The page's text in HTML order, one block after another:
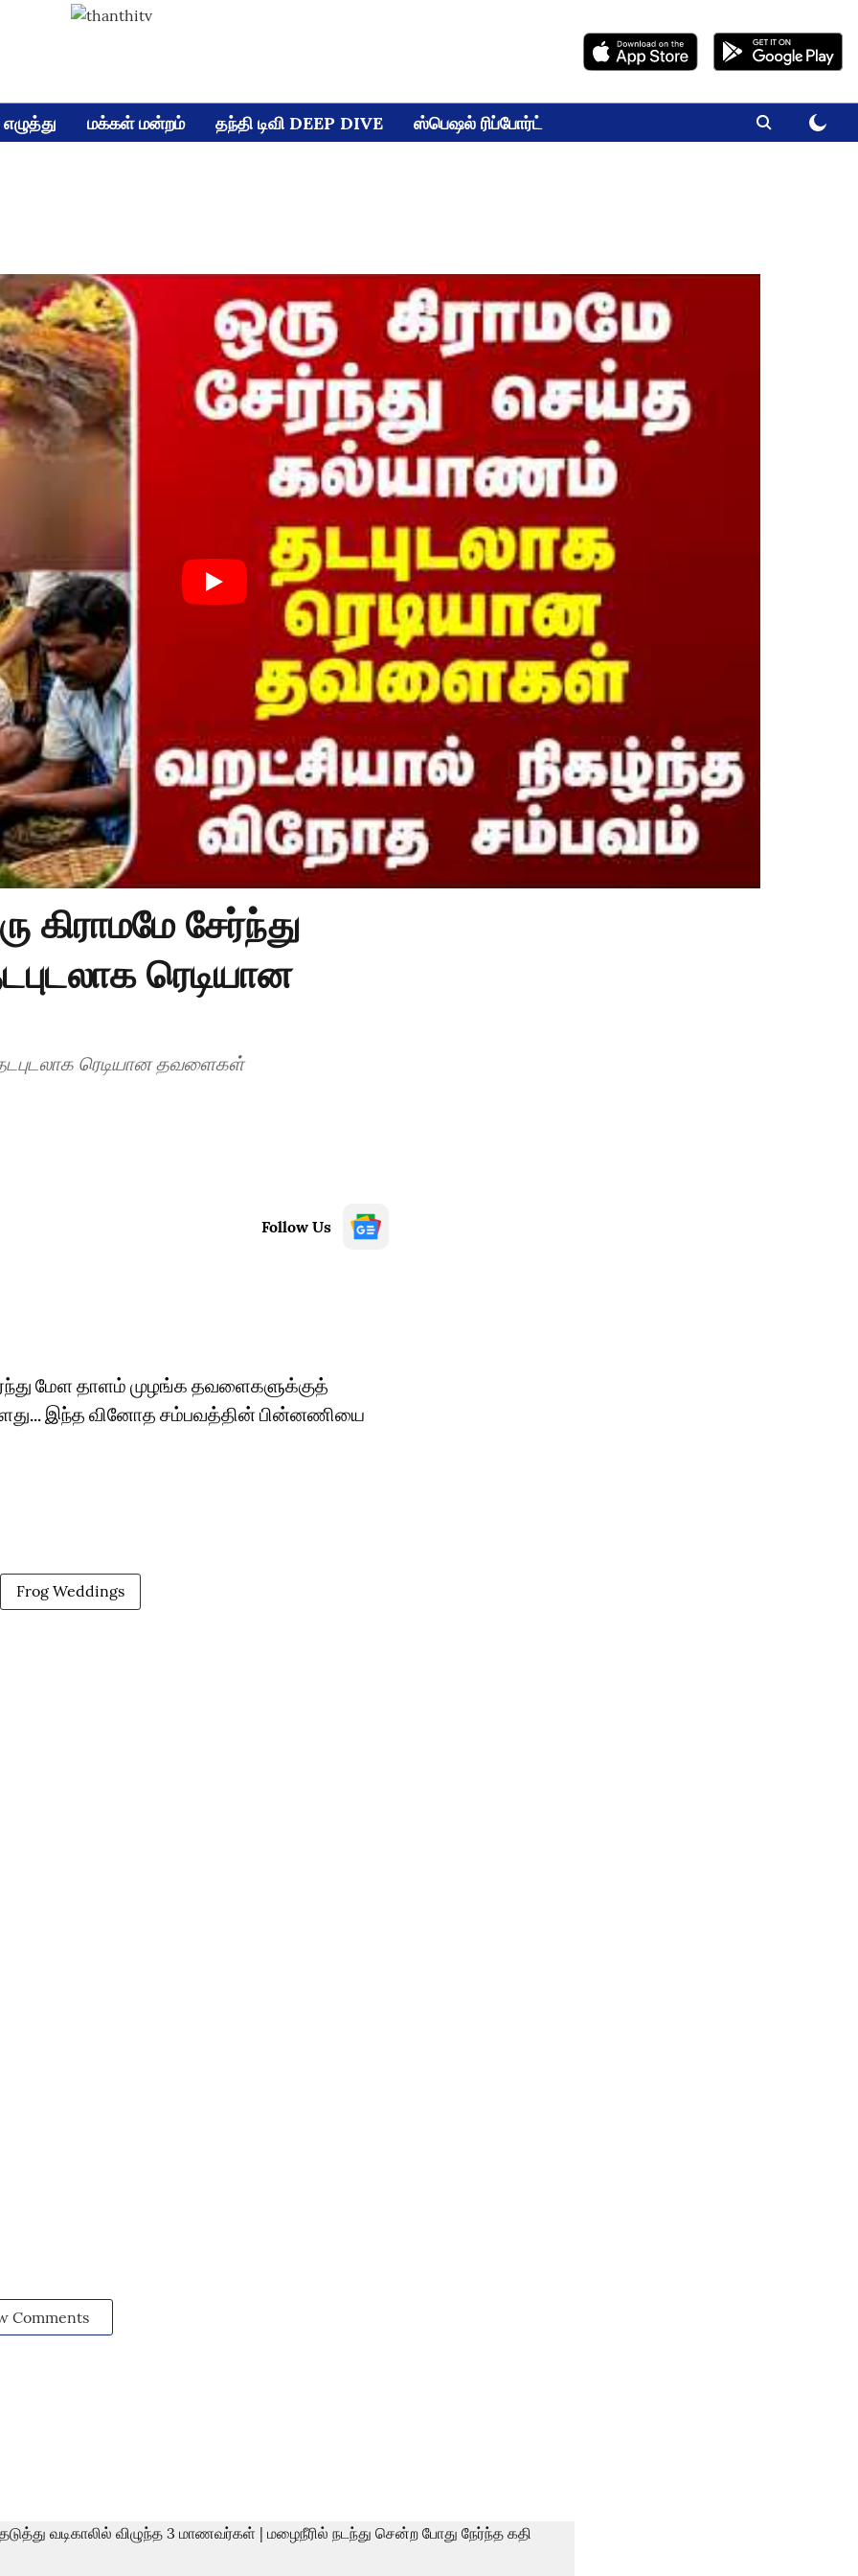
மக்கள் மன்றம் தந்தி டிவி DEEP DIVE ஸ்பெஷல் ரிப்போர்ட்
கிராமமே சேர்ந்து
ரெடியான
ரெடியான தவளைகள்
Follow Us
மேள தாளம் முழங்க தவளைகளுக்குத்
இந்த வினோத சம்பவத்தின் பின்னணியை
Frog Weddings
Comments